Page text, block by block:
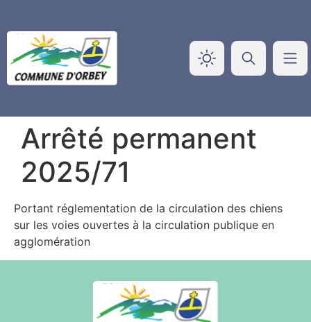
Arrêté permanent
2025/71
Portant réglementation de la circulation des chiens
sur les voies ouvertes à la circulation publique en
agglomération